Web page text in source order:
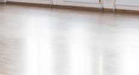
BOKA KVARTERSLOKAL